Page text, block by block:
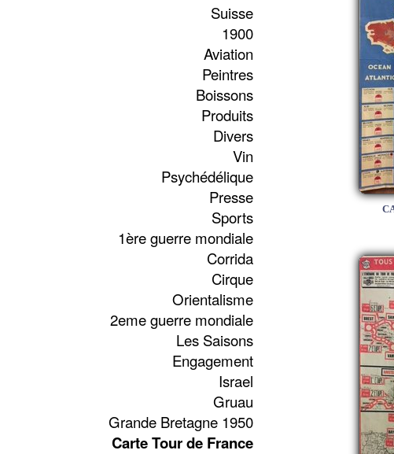
Suisse
1900
Aviation
Peintres
Boissons
Produits
Divers
Vin
Psychédélique
Presse
Sports
1ère guerre mondiale
Corrida
Cirque
Orientalisme
2eme guerre mondiale
Les Saisons
Engagement
Israel
Gruau
Grande Bretagne 1950
Carte Tour de France